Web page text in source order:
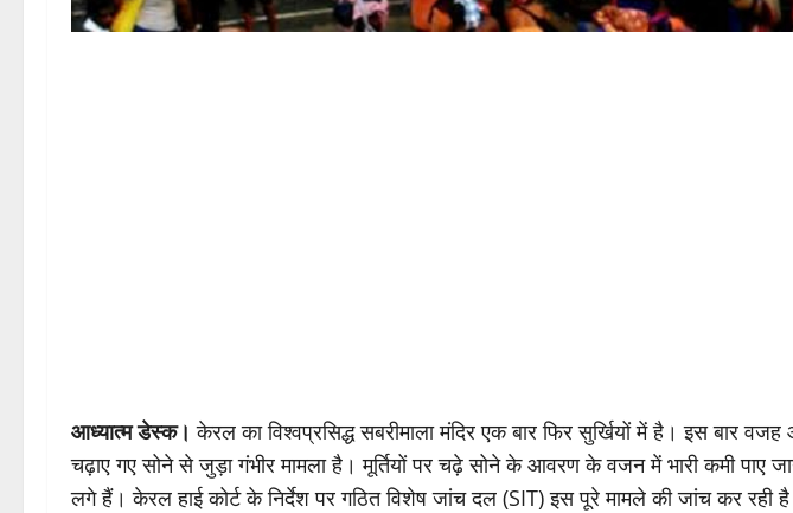
आध्यात्म डेस्क। केरल का विश्वप्रसिद्ध सबरीमाला मंदिर एक बार फिर सुर्खियों में है। इस बार
चढ़ाए गए सोने से जुड़ा गंभीर मामला है। मूर्तियों पर चढ़े सोने के आवरण के वजन में भारी कमी पाए
लगे हैं। केरल हाई कोर्ट के निर्देश पर गठित विशेष जांच दल (SIT) इस पूरे मामले की जांच कर रही